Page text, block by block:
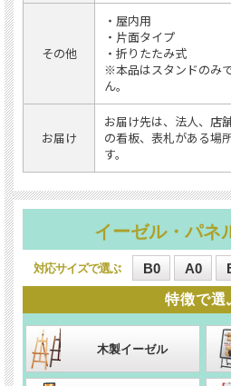
その他
・屋内用
・片面タイプ
・折りたたみ式
※本品はスタンドのみ
ん。
お届け
お届け先は、法人、店
の看板、表札がある場
す。
イーゼル・パネ
対応サイズ B0 A0
特徴
木製イーゼル